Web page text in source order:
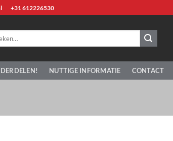
+31 612226530
NUTTIGE INFORMATIE CONTACT